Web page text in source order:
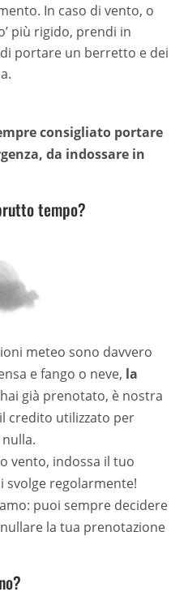
In caso di vento, o
più rigido, prendi in
portare un berretto e dei
consigliato portare
da indossare in
tempo?
meteo sono davvero
e fango o neve, la
hai già prenotato, è nostra
credito utilizzato per
vento, indossa il tuo
svolge regolarmente!
puoi sempre decidere
la tua prenotazione